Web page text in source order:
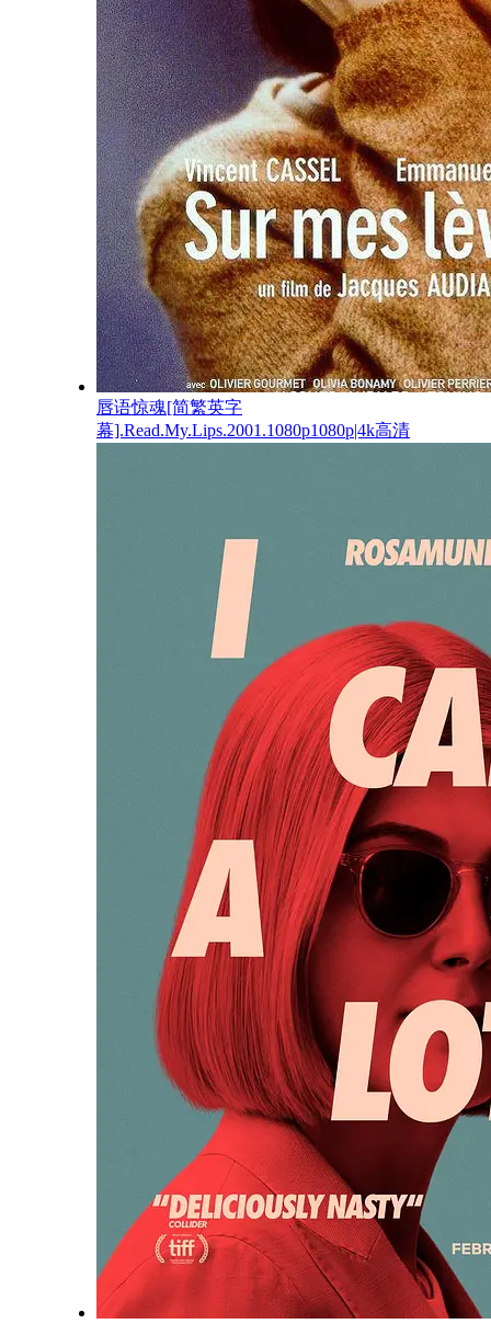
唇语惊魂[简繁英字
幕].Read.My.Lips.2001.1080p1080p|4k高清